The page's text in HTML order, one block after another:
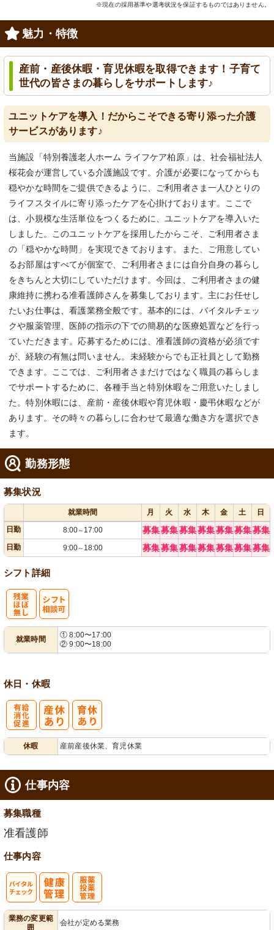
※現在の採用基準や選考状況を保証するものではありません。
魅力・特徴
産前・産後休暇・育児休暇を取得できます！子育て
世代の皆さまの暮らしをサポートします♪
ユニットケアを導入！だからこそできる寄り添った介護
サービスがあります♪
当施設「特別養護老人ホーム ライフケア柏原」は、社会福祉法人
桜花会が運営している介護施設です。介護が必要になってからも
穏やかな時間をご提供できるように、ご利用者さま一人ひとりの
ライフスタイルに寄り添ったケアを心掛けております。ここで
は、小規模な生活単位をつくるために、ユニットケアを導入いた
しました。このユニットケアを採用したからこそ、ご利用者さま
の「穏やかな時間」を実現できております。また、ご用意してい
るお部屋はすべてが個室で、ご利用者さまには自分自身の暮らし
をきちんと大切にしていただけます。今回は、ご利用者さまの健
康維持に携わる准看護師さんを募集しております。主にお任せし
たいお仕事は、看護業務全般です。基本的には、バイタルチェッ
クや服薬管理、医師の指示の下での簡易的な医療処置などを行っ
ていただきます。応募するためには、准看護師の資格が必須です
が、経験の有無は問いません。未経験からでも正社員として勤務
できます。ここでは、ご利用者さまだけではなく職員の暮らしま
でサポートするために、各種手当と特別休暇をご用意いたしまし
た。特別休暇には、産前・産後休暇や育児休暇・慶弔休暇などが
あります。その時々の暮らしに合わせて最適な働き方を選択でき
ます。
勤務形態
募集状況
就業時間 月 火 水 木 金 土
日
日勤
8:00～ 17:00 募集募集募集募集募集募集募集
日勤 9:00～ 18:00 募集募集募集募集募集募集募集
シフト詳細
就業時間
① 8:00〜17:00
② 9:00〜18:00
休日・休暇
休暇 産前産後休業、育児休業
仕事内容
募集職種
准看護師
仕事内容
業務の変更範
囲
会社が定める業務